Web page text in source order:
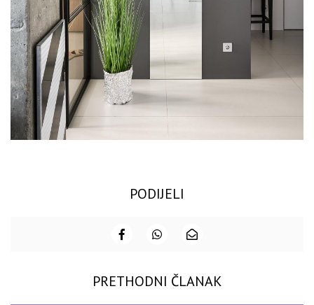
PODIJELI
PRETHODNI ČLANAK